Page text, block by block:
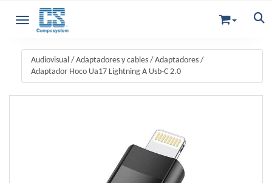
Toggle navigation
Audiovisual / Adaptadores y cables / Adaptadores /
Adaptador Hoco Ua17 Lightning A Usb-C 2.0